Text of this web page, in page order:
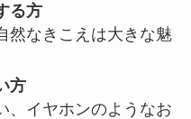
る方
然なきこえは大きな魅
方
、イヤホンのようなお